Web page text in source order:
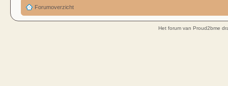
Forumoverzicht
Het forum van Proud2bme